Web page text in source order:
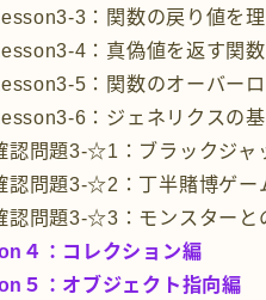
3：関数の戻り値を理
4：真偽値を返す関数
5：関数のオーバーロ
6：ジェネリクスの基
問題3-☆1：ブラックジャ
問題3-☆2：丁半賭博ゲー
問題3-☆3：モンスターと
４：コレクション編
５：オブジェクト指向編